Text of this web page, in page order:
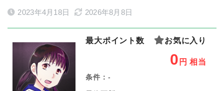
2023年4月18日 2026年8月8日
最大ポイント数 お気に入り
0 円 相当
条件： -